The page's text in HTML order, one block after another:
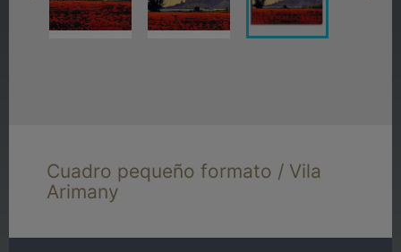
Cuadro pequeño formato / Vila
Arimany